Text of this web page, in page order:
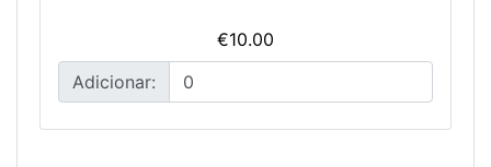
€10.00
Adicionar: